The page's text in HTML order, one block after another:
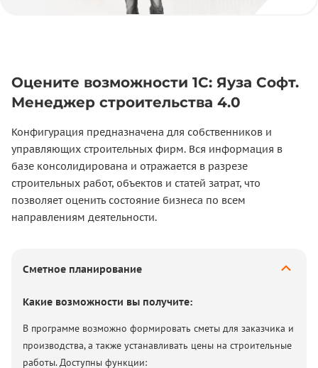
Оцените возможности 1С: Яуза Софт.
Менеджер строительства 4.0
Конфигурация предназначена для собственников и
управляющих строительных фирм. Вся информация в
базе консолидирована и отражается в разрезе
строительных работ, объектов и статей затрат, что
позволяет оценить состояние бизнеса по всем
направлениям деятельности.
Сметное планирование
Какие возможности вы получите:
В программе возможно формировать сметы для заказчика и
производства, а также устанавливать цены на строительные
работы. Доступны функции: